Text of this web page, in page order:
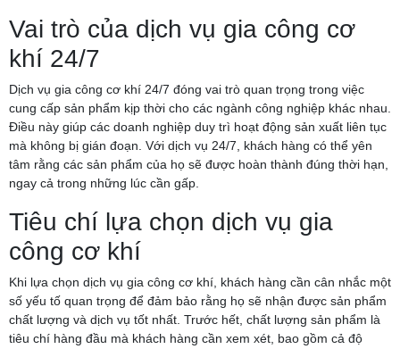
Vai trò của dịch vụ gia công cơ
khí 24/7
Dịch vụ gia công cơ khí 24/7 đóng vai trò quan trọng trong việc
cung cấp sản phẩm kịp thời cho các ngành công nghiệp khác nhau.
Điều này giúp các doanh nghiệp duy trì hoạt động sản xuất liên tục
mà không bị gián đoạn. Với dịch vụ 24/7, khách hàng có thể yên
tâm rằng các sản phẩm của họ sẽ được hoàn thành đúng thời hạn,
ngay cả trong những lúc cần gấp.
Tiêu chí lựa chọn dịch vụ gia
công cơ khí
Khi lựa chọn dịch vụ gia công cơ khí, khách hàng cần cân nhắc một
số yếu tố quan trọng để đảm bảo rằng họ sẽ nhận được sản phẩm
chất lượng và dịch vụ tốt nhất. Trước hết, chất lượng sản phẩm là
tiêu chí hàng đầu mà khách hàng cần xem xét, bao gồm cả độ